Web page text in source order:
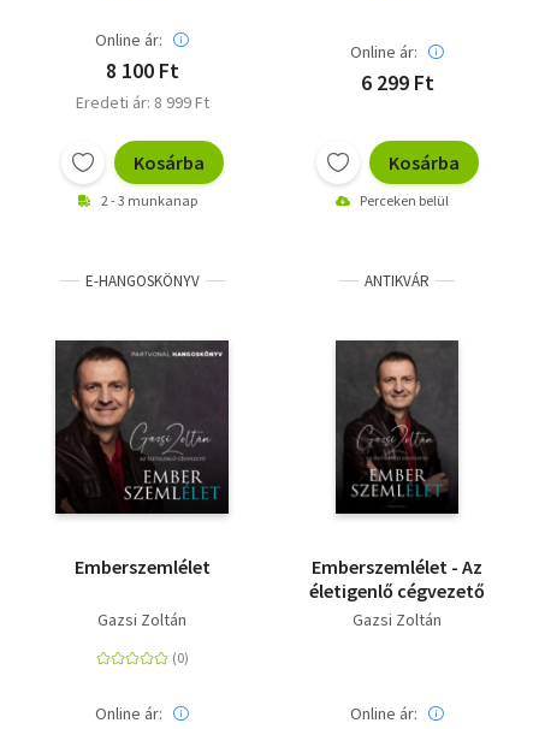
Online ár:
8 100 Ft
Eredeti ár: 8 999 Ft
Kosárba
2 - 3 munkanap
Online ár:
6 299 Ft
Kosárba
Perceken belül
E-HANGOSKÖNYV
Emberszemlélet
Gazsi Zoltán
Online ár:
ANTIKVÁR
Emberszemlélet - Az
életigenlő cégvezető
Gazsi Zoltán
Online ár: